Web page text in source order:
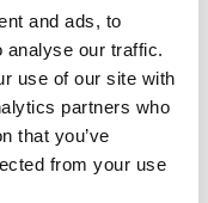
and ads, to
analyse our traffic.
use of our site with
partners who
that you’ve
from your use